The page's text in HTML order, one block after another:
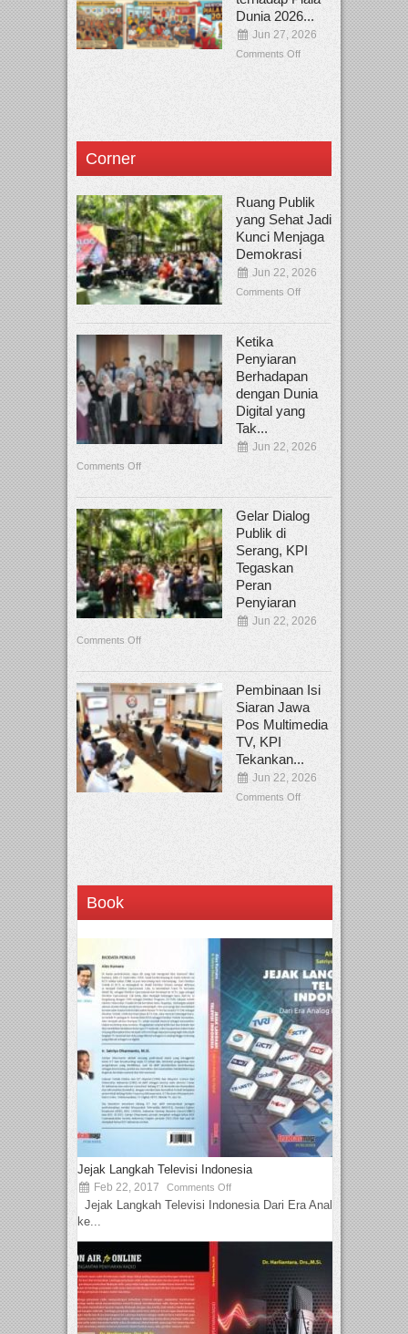
Dunia 2026...
Jun 27, 2026
Comments Off
Corner
Ruang Publik
yang Sehat Jadi
Kunci Menjaga
Demokrasi
Jun 22, 2026
Comments Off
Ketika
Penyiaran
Berhadapan
dengan Dunia
Digital yang
Tak...
Jun 22, 2026
Comments Off
Gelar Dialog
Publik di
Serang, KPI
Tegaskan
Peran
Penyiaran
Jun 22, 2026
Comments Off
Pembinaan Isi
Siaran Jawa
Pos Multimedia
TV, KPI
Tekankan...
Jun 22, 2026
Comments Off
Book
Jejak Langkah Televisi Indonesia
Feb 22, 2017 Comments Off
Jejak Langkah Televisi Indonesia Dari Era Analog
ke...